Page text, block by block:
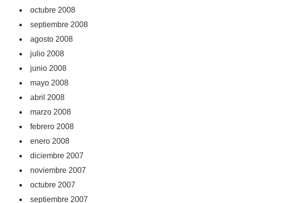
octubre 2008
septiembre 2008
agosto 2008
julio 2008
junio 2008
mayo 2008
abril 2008
marzo 2008
febrero 2008
enero 2008
diciembre 2007
noviembre 2007
octubre 2007
septiembre 2007